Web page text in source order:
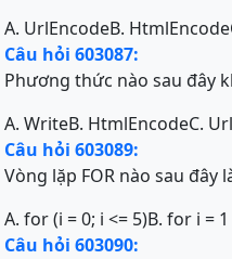
A. UrlEncodeB. HtmlEncode
Câu hỏi 603087:
Phương thức nào sau đây
A. WriteB. HtmlEncodeC.
Câu hỏi 603089:
Vòng lặp FOR nào sau đây
A. for (i = 0; i <= 5)B. for i =
Câu hỏi 603090: